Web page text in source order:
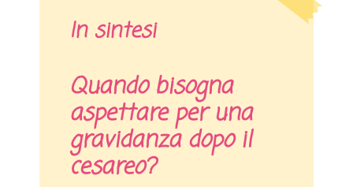
In sintesi
Quando bisogna
aspettare per una
gravidanza dopo il
cesareo?